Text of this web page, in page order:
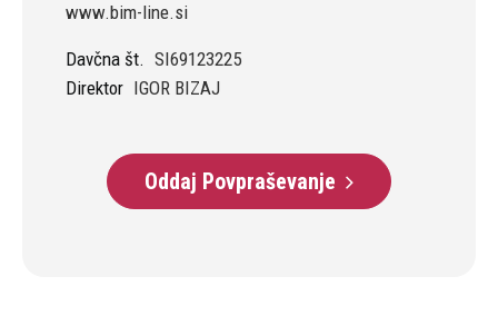
www.bim-line.si
Davčna št. SI69123225
Direktor IGOR BIZAJ
Oddaj Povpraševanje